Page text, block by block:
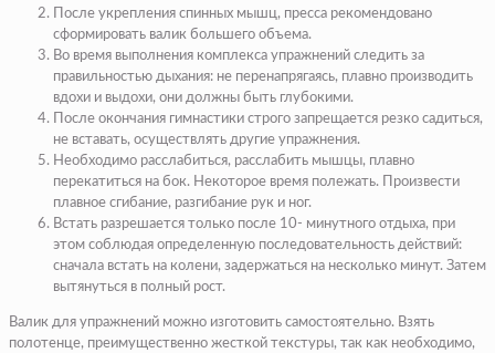
После укрепления спинных мышц, пресса рекомендовано
сформировать валик большего объема.
Во время выполнения комплекса упражнений следить за
правильностью дыхания: не перенапрягаясь, плавно производить
вдохи и выдохи, они должны быть глубокими.
После окончания гимнастики строго запрещается резко садиться,
не вставать, осуществлять другие упражнения.
Необходимо расслабиться, расслабить мышцы, плавно
перекатиться на бок. Некоторое время полежать. Произвести
плавное сгибание, разгибание рук и ног.
Встать разрешается только после 10- минутного отдыха, при
этом соблюдая определенную последовательность действий:
сначала встать на колени, задержаться на несколько минут. Затем
вытянуться в полный рост.
Валик для упражнений можно изготовить самостоятельно. Взять
полотенце, преимущественно жесткой текстуры, так как необходимо,